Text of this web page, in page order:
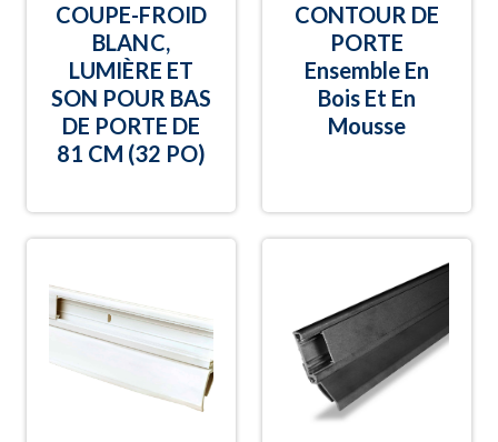
COUPE-FROID
BLANC,
LUMIÈRE ET
SON POUR BAS
DE PORTE DE
81 CM (32 PO)
CONTOUR DE
PORTE
Ensemble En
Bois Et En
Mousse